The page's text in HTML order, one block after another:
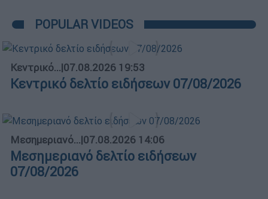
POPULAR VIDEOS
Κεντρικό...|07.08.2026 19:53
Κεντρικό δελτίο ειδήσεων 07/08/2026
Μεσημεριανό...|07.08.2026 14:06
Μεσημεριανό δελτίο ειδήσεων
07/08/2026